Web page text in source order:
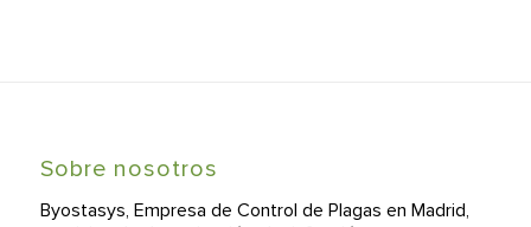
Sobre nosotros
Byostasys, Empresa de Control de Plagas en Madrid,